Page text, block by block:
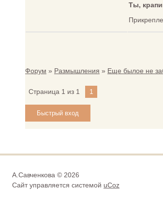
Ты,
Форум » Размышления » Еще былое не
Страница 1 из 1 1
А.Савченкова © 2026
Сайт управляется системой uCoz